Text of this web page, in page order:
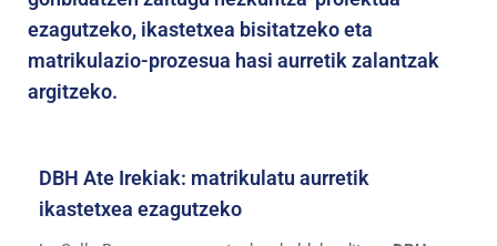
ezagutzeko, ikastetxea bisitatzeko eta
matrikulazio-prozesua hasi aurretik zalantzak
argitzeko.
DBH Ate Irekiak: matrikulatu aurretik
ikastetxea ezagutzeko